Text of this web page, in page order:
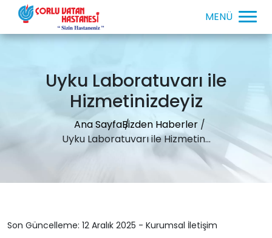
Uyku Laboratuvarı ile
Hizmetinizdeyiz
Ana SayfaBizden Haberler
Uyku Laboratuvarı ile Hizmetin...
Son Güncelleme: 12 Aralık 2025 - Kurumsal İletişim